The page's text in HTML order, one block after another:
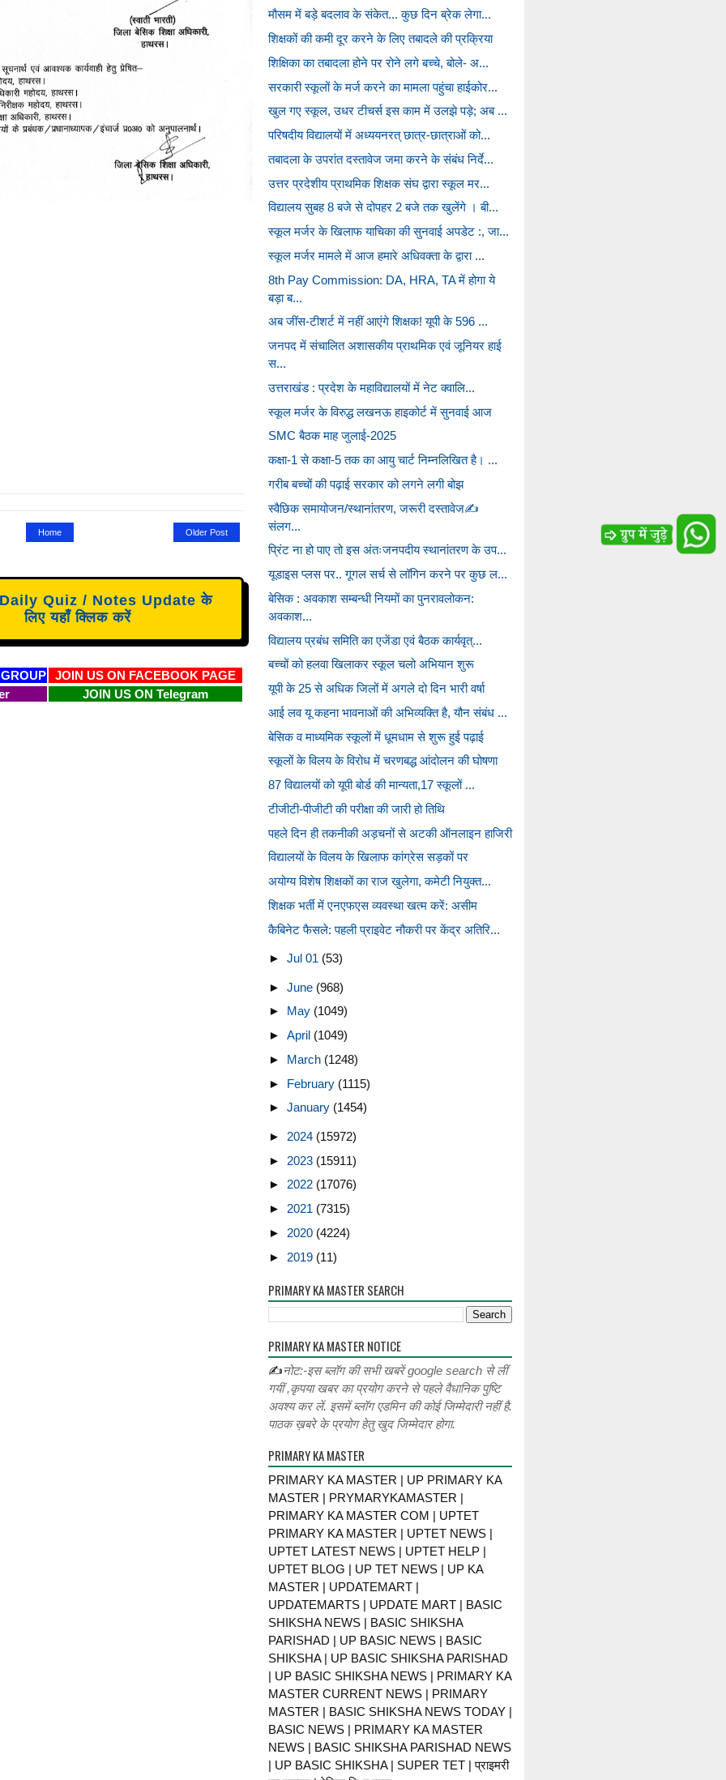
Older Post
Home
Quiz / Notes Update के
लिए यहाँ क्लिक करें
JOIN US ON FACEBOOK PAGE
JOIN US ON Telegram
मौसम में बड़े बदलाव के संकेत... कुछ दिन ब्रेक लेगा...
शिक्षकों की कमी दूर करने के लिए तबादले की प्रक्रिया
शिक्षिका का तबादला होने पर रोने लगे बच्चे, बोले- अ...
सरकारी स्कूलों के मर्ज करने का मामला पहुंचा हाईकोर...
खुल गए स्कूल, उधर टीचर्स इस काम में उलझे पड़े; अब ...
परिषदीय विद्यालयों में अध्ययनरत् छात्र-छात्राओं को...
तबादला के उपरांत दस्तावेज जमा करने के संबंध निर्दे...
उत्तर प्रदेशीय प्राथमिक शिक्षक संघ द्वारा स्कूल मर...
विद्यालय सुबह 8 बजे से दोपहर 2 बजे तक खुलेंगे । बी...
स्कूल मर्जर के खिलाफ याचिका की सुनवाई अपडेट :, जा...
स्कूल मर्जर मामले में आज हमारे अधिवक्ता के द्वारा ...
8th Pay Commission: DA, HRA, TA में होगा ये
बड़ा ब...
अब जींस-टीशर्ट में नहीं आएंगे शिक्षक! यूपी के 596 ...
जनपद में संचालित अशासकीय प्राथमिक एवं जूनियर हाई
स...
उत्तराखंड : प्रदेश के महाविद्यालयों में नेट क्वालि...
स्कूल मर्जर के विरुद्ध लखनऊ हाइकोर्ट में सुनवाई आज
SMC बैठक माह जुलाई-2025
कक्षा-1 से कक्षा-5 तक का आयु चार्ट निम्नलिखित है। ...
गरीब बच्चों की पढ़ाई सरकार को लगने लगी बोझ
स्वैछिक समायोजन/स्थानांतरण, जरूरी दस्तावेज✍️
संलग...
प्रिंट ना हो पाए तो इस अंतःजनपदीय स्थानांतरण के उप...
यूडाइस प्लस पर.. गूगल सर्च से लॉगिन करने पर कुछ ल...
बेसिक : अवकाश सम्बन्धी नियमों का पुनरावलोकन:
अवकाश...
विद्यालय प्रबंध समिति का एजेंडा एवं बैठक कार्यवृत्...
बच्चों को हलवा खिलाकर स्कूल चलो अभियान शुरू
यूपी के 25 से अधिक जिलों में अगले दो दिन भारी वर्षा
आई लव यू कहना भावनाओं की अभिव्यक्ति है, यौन संबंध ...
बेसिक व माध्यमिक स्कूलों में धूमधाम से शुरू हुई पढ़ाई
स्कूलों के विलय के विरोध में चरणबद्ध आंदोलन की घोषणा
87 विद्यालयों को यूपी बोर्ड की मान्यता,17 स्कूलों ...
टीजीटी-पीजीटी की परीक्षा की जारी हो तिथि
पहले दिन ही तकनीकी अड़चनों से अटकी ऑनलाइन हाजिरी
विद्यालयों के विलय के खिलाफ कांग्रेस सड़कों पर
अयोग्य विशेष शिक्षकों का राज खुलेगा, कमेटी नियुक्त...
शिक्षक भर्ती में एनएफएस व्यवस्था खत्म करें: असीम
कैबिनेट फैसले: पहली प्राइवेट नौकरी पर केंद्र अतिरि...
► Jul 01 (53)
► June (968)
► May (1049)
► April (1049)
► March (1248)
► February (1115)
► January (1454)
► 2024 (15972)
► 2023 (15911)
► 2022 (17076)
► 2021 (7315)
► 2020 (4224)
► 2019 (11)
PRIMARY KA MASTER SEARCH
PRIMARY KA MASTER NOTICE
✍नोट:-इस ब्लॉग की सभी खबरें google search से लीं
गयीं ,कृपया खबर का प्रयोग करने से पहले वैधानिक पुष्टि
अवश्य कर लें. इसमें ब्लॉग एडमिन की कोई जिम्मेदारी नहीं है.
पाठक ख़बरे के प्रयोग हेतु खुद जिम्मेदार होगा.
PRIMARY KA MASTER
PRIMARY KA MASTER | UP PRIMARY KA
MASTER | PRYMARYKAMASTER |
PRIMARY KA MASTER COM | UPTET
PRIMARY KA MASTER | UPTET NEWS |
UPTET LATEST NEWS | UPTET HELP |
UPTET BLOG | UP TET NEWS | UP KA
MASTER | UPDATEMART |
UPDATEMARTS | UPDATE MART | BASIC
SHIKSHA NEWS | BASIC SHIKSHA
PARISHAD | UP BASIC NEWS | BASIC
SHIKSHA | UP BASIC SHIKSHA PARISHAD
| UP BASIC SHIKSHA NEWS | PRIMARY KA
MASTER CURRENT NEWS | PRIMARY
MASTER | BASIC SHIKSHA NEWS TODAY |
BASIC NEWS | PRIMARY KA MASTER
NEWS | BASIC SHIKSHA PARISHAD NEWS
| UP BASIC SHIKSHA | SUPER TET | प्राइमरी